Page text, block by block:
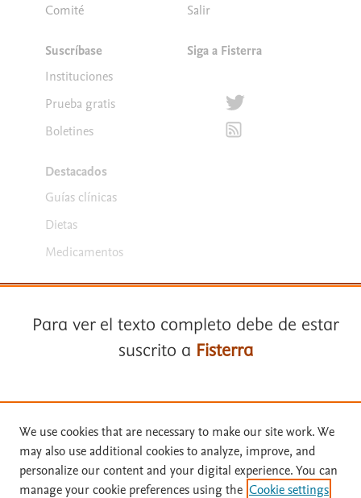
Comité
Suscríbase
Instituciones
Prueba gratis
Boletines
Destacados
Guías clínicas
Dietas
Medicamentos
Salir
Siga a Fisterra
Síguenos en Twitter
Suscríbete para recibir
Términos y condiciones
Política de privacidad
Copyright ©
Elsevier España SLU, sus licenciantes y
colaboradores. Se reservan todos los derechos, incluidos los de minería
Para ver el texto completo debe de estar
suscrito a Fisterra
Solicite una prueba gratuita
We use cookies that are necessary to make our site work. We
may also use additional cookies to analyze, improve, and
personalize our content and your digital experience. You can
manage your cookie preferences using the Cookie settings